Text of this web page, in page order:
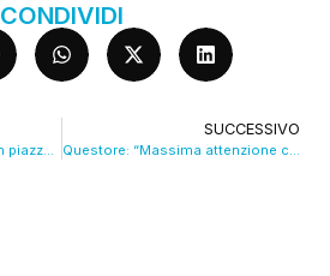
CONDIVIDI
Europa, Bologna scende in piazza. VIDEO
SUCCESSIVO
Questore: “Massima attenzione contro lo spaccio in centro storico”. VIDEO